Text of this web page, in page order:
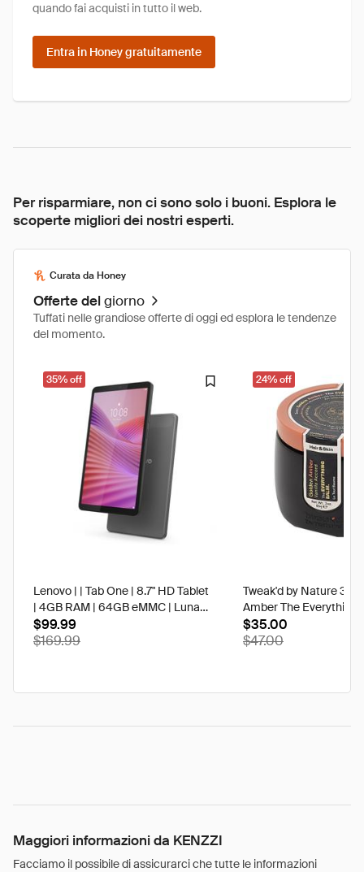
quando fai acquisti in tutto il web.
Entra in Honey gratuitamente
Per risparmiare, non ci sono solo i buoni. Esplora le
scoperte migliori dei nostri esperti.
Curata da Honey
Offerte delgiorno
Tuffati nelle grandiose offerte di oggi ed esplora le tendenze
del momento.
35% off
Lenovo | | Tab One | 8.7" HD Tablet
| 4GB RAM | 64GB eMMC | Luna
Grey | Best Buy
$99.99
$169.99
24% off
Tweak'd by Nature 3
Amber The Everything
$35.00
$47.00
Maggiori informazioni da KENZZI
Facciamo il possibile di assicurarci che tutte le informazioni